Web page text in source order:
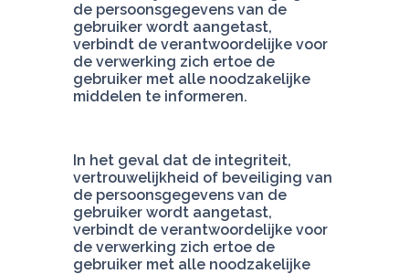
de persoonsgegevens van de
gebruiker wordt aangetast,
verbindt de verantwoordelijke voor
de verwerking zich ertoe de
gebruiker met alle noodzakelijke
middelen te informeren.
In het geval dat de integriteit,
vertrouwelijkheid of beveiliging van
de persoonsgegevens van de
gebruiker wordt aangetast,
verbindt de verantwoordelijke voor
de verwerking zich ertoe de
gebruiker met alle noodzakelijke